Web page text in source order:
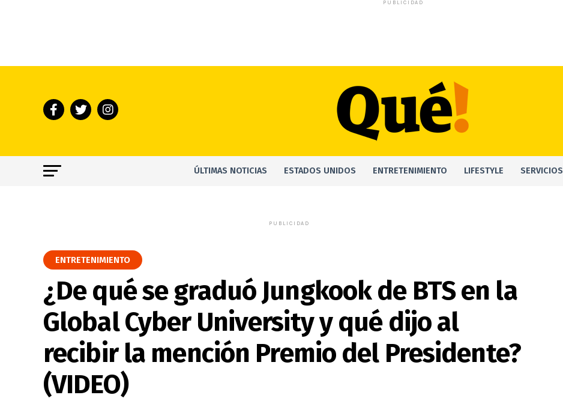
PUBLICIDAD
ÚLTIMAS NOTICIAS ESTADOS UNIDOS ENTRETENIMIENTO LIFESTYLE SERVICIOS
PUBLICIDAD
ENTRETENIMIENTO
¿De qué se graduó Jungkook de BTS en la
Global Cyber University y qué dijo al
recibir la mención Premio del Presidente?
(VIDEO)